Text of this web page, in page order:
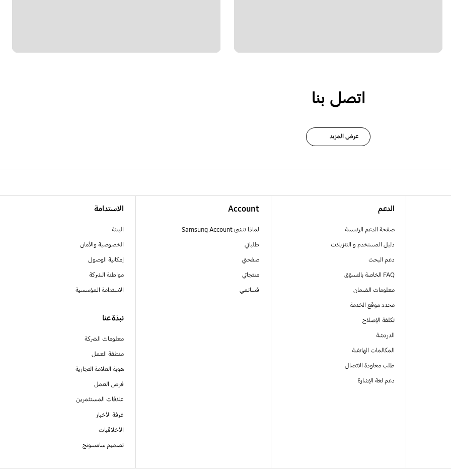
اتصل بنا
عرض المزيد
الدعم
صفحة الدعم الرئيسية
دليل المستخدم و التنزيلات
دعم البحث
FAQ الخاصة بالتسوّق
معلومات الضمان
محدد موقع الخدمة
تكلفة الإصلاح
الدردشة
المكالمات الهاتفية
طلب معاودة الاتصال
دعم لغة الإشارة
Account
لماذا تنشئ Samsung Account
طلباتي
صفحتي
منتجاتي
قسائمي
الاستدامة
البيئة
الخصوصية والأمان
إمكانية الوصول
مواطنة الشركة
الاستدامة المؤسسية
نبذة عنا
معلومات الشركة
منطقة العمل
هوية العلامة التجارية
فرص العمل
علاقات المستثمرين
غرفة الأخبار
الأخلاقيات
تصميم سامسونج